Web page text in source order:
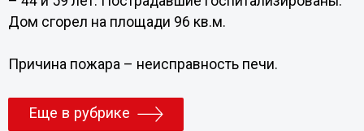
Дом сгорел на площади 96 кв.м.
Причина пожара – неисправность печи.
Еще в рубрике